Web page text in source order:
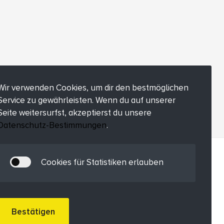
verwenden Cookies, um dir den bestmöglichen
zu gewährleisten. Wenn du auf unserer
weitersurfst, akzeptierst du unsere
Bestimmungen.
Cookies für Statistiken erlauben
Bestätigen